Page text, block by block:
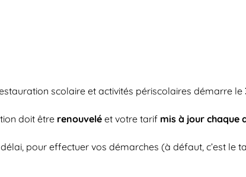
scolaire et activités périscolaires démarre le
doit être renouvelé et votre tarif mis à jour chaque
pour effectuer vos démarches (à défaut, c’est le